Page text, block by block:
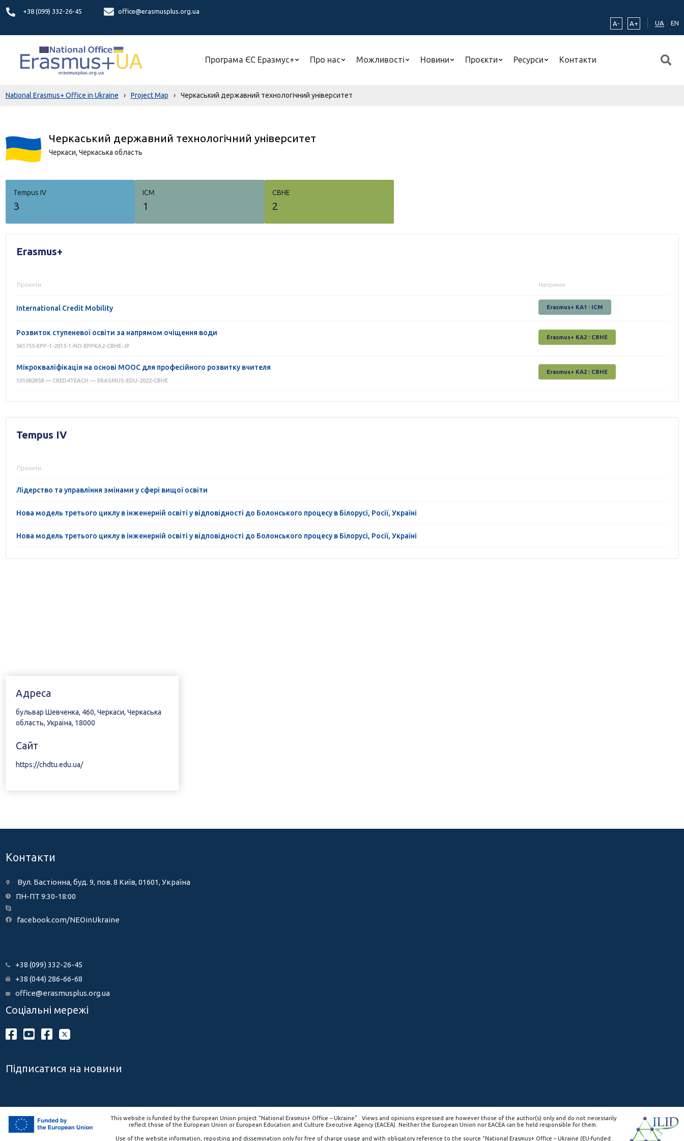
+38 (099) 332-26-45
office@erasmusplus.org.ua
A-
A+ UA EN
Програма ЄС Еразмус+ Про нас Можливості Новини Проєкти Ресурси Контакти
National Erasmus+ Office in Ukraine › Project Map › Черкаський державний технологічний університет
Черкаський державний технологічний університет
Черкаси, Черкаська область
Tempus IV
3
ICM
1
СВНЕ
2
Erasmus+
Проєкти Напрями
International Credit Mobility Erasmus+ KA1 : ICM
Розвиток ступеневої освіти за напрямом очіщення води
561755-EPP-1-2015-1-NO-EPPKA2-CBHE-JP
Erasmus+ КА2 : СВНЕ
Мікрокваліфікація на основі МООС для професійного розвитку вчителя
101082858 — CRED4TEACH — ERASMUS-EDU-2022-CBHE
Erasmus+ КА2 : СВНЕ
Tempus IV
Проєкти
Лідерство та управління змінами у сфері вищої освіти
Нова модель третього циклу в інженерній освіті у відповідності до Болонського процесу в Білорусі, Росії, Україні
Нова модель третього циклу в інженерній освіті у відповідності до Болонського процесу в Білорусі, Росії, Україні
Адреса
бульвар Шевченка, 460, Черкаси, Черкаська
область, Україна, 18000
Сайт
https://chdtu.edu.ua/
Контакти
Вул. Бастіонна, буд. 9, пов. 8 Київ, 01601, Україна
ПН-ПТ 9:30-18:00
facebook.com/NEOinUkraine
+38 (099) 332-26-45
+38 (044) 286-66-68
office@erasmusplus.org.ua
Соціальні мережі
Підписатися на новини
This website is funded by the European Union project “National Erasmus+ Office – Ukraine” . Views and opinions expressed are however those of the author(s) only and do not necessarily
reflect those of the European Union or European Education and Culture Executive Agency (EACEA). Neither the European Union nor EACEA can be held responsible for them.
Use of the website information, reposting and dissemination only for free of charge usage and with obligatory reference to the source “National Erasmus+ Office – Ukraine (EU-funded